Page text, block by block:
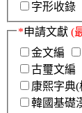
字形收錄
*申請文獻 (
金文編
古璽文編
康熙字典
韓國基礎